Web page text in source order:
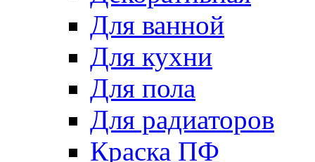
Для ванной
Для кухни
Для пола
Для радиаторов
Краска ПФ